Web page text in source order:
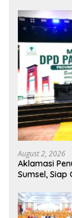
August 2, 2026
Aklamasi
Sumsel, Siap